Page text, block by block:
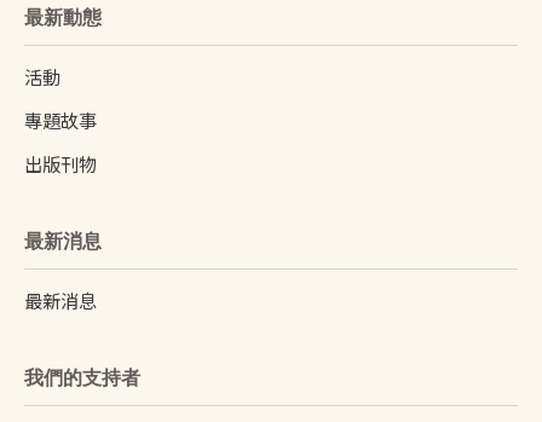
最新動態
活動
專題故事
出版刊物
最新消息
最新消息
我們的支持者